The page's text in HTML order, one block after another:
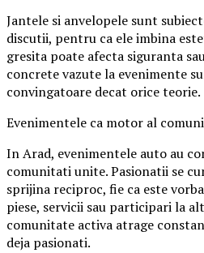
Jantele si anvelopele sunt
discutii, pentru ca ele imbina
gresita poate afecta siguranta
concrete vazute la evenimente
convingatoare decat orice teorie.
Evenimentele ca motor al
In Arad, evenimentele auto au
comunitati unite. Pasionatii se
sprijina reciproc, fie ca este
piese, servicii sau participari la
comunitate activa atrage
deja pasionati.